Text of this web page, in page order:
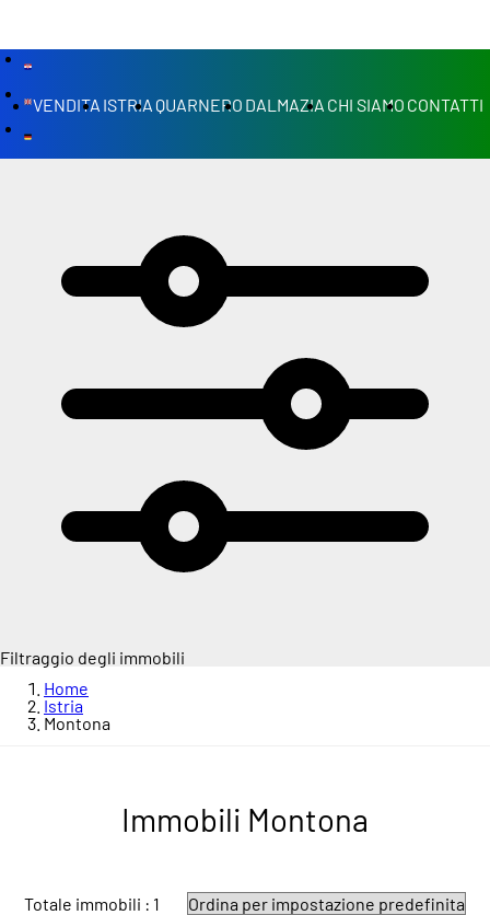
VENDITA ISTRIA QUARNERO DALMAZIA CHI SIAMO CONTATTI
Filtraggio degli immobili
Home
Istria
Montona
Immobili Montona
Totale immobili : 1